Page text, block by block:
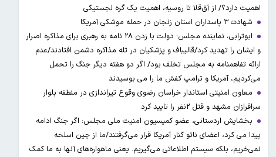
اهمیت دارد؟/ از آق‌قلا تا روسیه، اهمیت یک گره لجستیکی
شهادت ۳ ‌پاسداران استان زنجان در حمله موشکی آمریکا
ابوترابی، نماینده مجلس: دولت با زدن ۲۸ نامه به رهبری برای مذاکره اصرار
و ایشان را تهدید کرد/قالیباف و پزشکیان در تله مذاکره دشمن افتادند/عدم
ارائه تفاهمنامه به مجلس تخلف بود/ اگر دو هفته دیگر جنگ را تحمل
می‌کردیم، آمریکا و ترامپ کفش ما را می بوسیدند
معاون امنیتی استاندار خراسان رضوی وقوع تیراندازی در منطقه بلوار
سرافرازان مشهد و قتل ۲نفر را تایید کرد
بخشایش اردستانی، عضو کمیسیون امنیت ملی مجلس: اگر جنگ ادامه
پیدا می کرد، اعضای ناتو کنار آمریکا قرار می‌گرفتند/ما از چین اسلحه
نمی‌خریم، بلکه سیستم اطلاعاتی می‌گیریم. یعنی ماهواره‌های آنها به ما کمک